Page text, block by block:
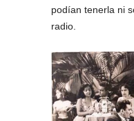
podían tenerla ni
radio.